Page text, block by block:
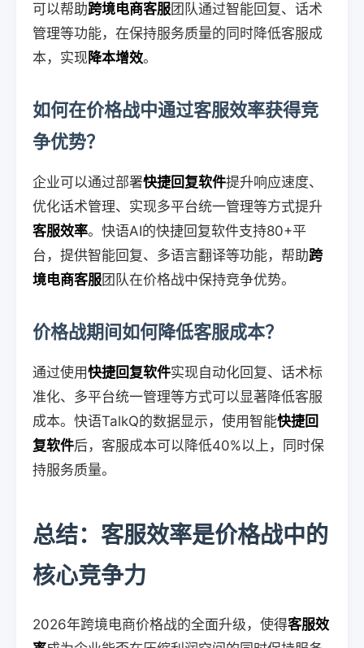
可以帮助跨境电商客服团队通过智能回复、话术
管理等功能，在保持服务质量的同时降低客服成
本，实现降本增效。
如何在价格战中通过客服效率获得竞
争优势？
企业可以通过部署快捷回复软件提升响应速度、
优化话术管理、实现多平台统一管理等方式提升
客服效率。快语AI的快捷回复软件支持80+平
台，提供智能回复、多语言翻译等功能，帮助跨
境电商客服团队在价格战中保持竞争优势。
价格战期间如何降低客服成本？
通过使用快捷回复软件实现自动化回复、话术标
准化、多平台统一管理等方式可以显著降低客服
成本。快语TalkQ的数据显示，使用智能快捷回
复软件后，客服成本可以降低40%以上，同时保
持服务质量。
总结：客服效率是价格战中的
核心竞争力
2026年跨境电商价格战的全面升级，使得客服效